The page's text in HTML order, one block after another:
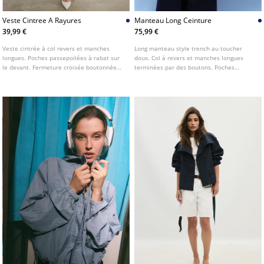
Veste Cintree A Rayures
39,99 €
Veste cintrée à col revers et manches
longues. Poches passepoilées à rabat sur
le devant. Fermeture croisée boutonnée
Manteau Long Ceinture
75,99 €
Long manteau style trench au toucher
doux. Col à revers et manches longues
terminées par des boutons. Poches
ceinture en tissu assorti. Disponible en